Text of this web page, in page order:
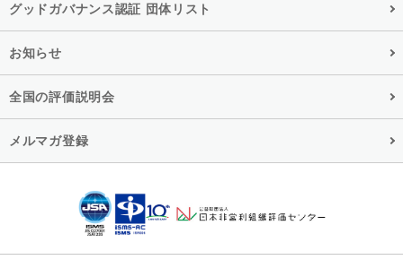
グッドガバナンス認証 団体リスト
お知らせ
全国の評価説明会
メルマガ登録